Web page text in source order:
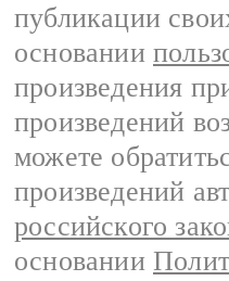
публикации
основании
произведения
произведений
можете
произведений
российского
основании